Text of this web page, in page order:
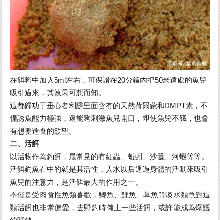
在餌料中加入5ml左右，可保證在20分鐘內把50米遠處的魚兒
吸引過來，其效果可想而知。
這都歸功于垂心者利誘里面含有的天然荷爾蒙和DMPT素，不
僅誘魚能力極強，還能夠刺激魚兒開口，即使魚兒不餓，也會
有想要進食的欲望。
二、活餌
以活物作為釣餌，最常見的有紅蟲、蚯蚓、沙蠶、河蝦等等。
活餌釣魚看中的就是其活性，入水以后通過身體的活動來吸引
魚兒的注意力，是活餌最大的作用之一。
不僅是受肉食性魚類喜歡，鯽魚、鯉魚、草魚等淡水類魚對這
類活餌也非常偏愛，去野釣時備上一些活餌，或許能成為爆護